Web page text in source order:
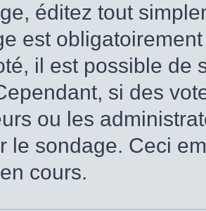
éditez tout
est
il est possible de
si des
ou les
le sondage. Ceci
cours.